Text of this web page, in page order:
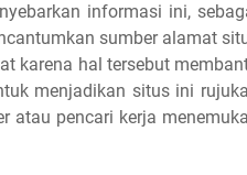
informasi ini,
sumber alamat
karena hal tersebut
menjadikan situs ini
atau pencari kerja